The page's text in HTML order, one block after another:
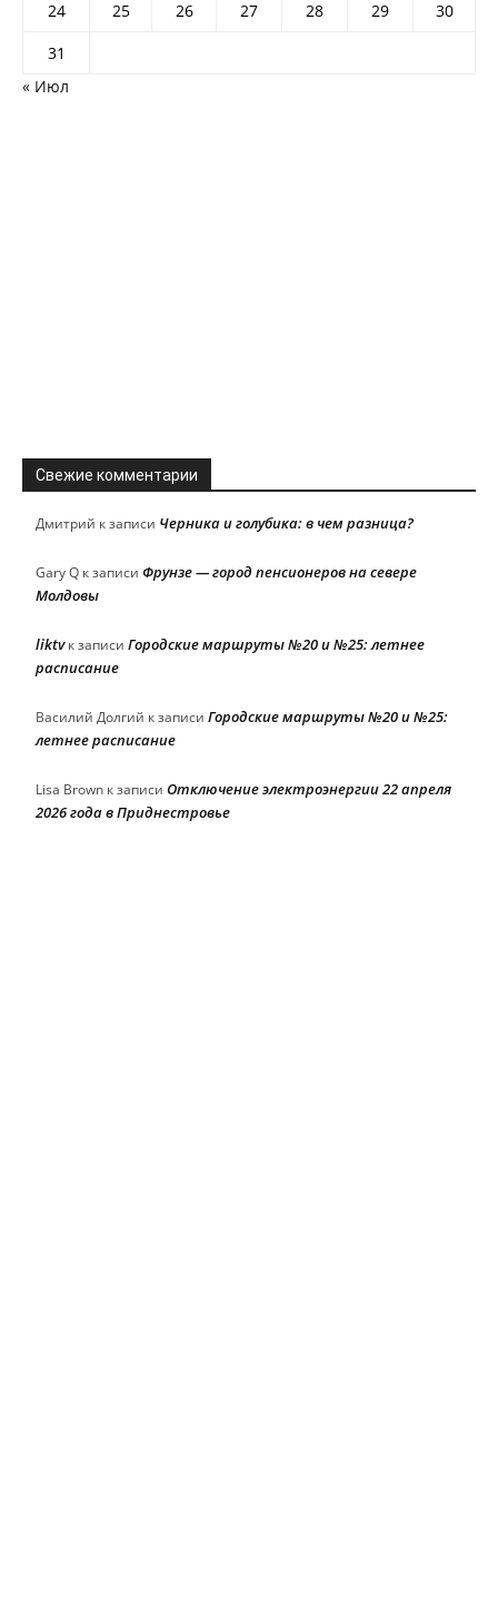
24 25 26 27 28 29
30
31
« Июл
Свежие комментарии
Дмитрий к записи Черника и голубика: в чем разница?
Gary Q к записи Фрунзе — город пенсионеров на севере
Молдовы
liktvк записи Городские маршруты №20 и №25: летнее
расписание
Василий Долгий к записи Городские маршруты №20 и №25:
летнее расписание
Lisa Brown к записи Отключение электроэнергии 22 апреля
2026 года в Приднестровье